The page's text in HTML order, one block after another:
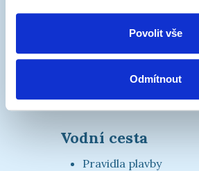
Povolit vše
Odmítnout
Materiály ke stažení
Kontakty
Vodní cesta
Pravidla plavby